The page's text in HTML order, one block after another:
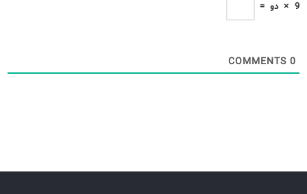
9
× دو =
0